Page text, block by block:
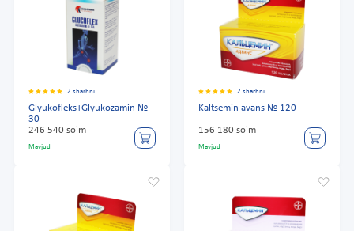
2 sharhni
Glyukofleks+Glyukozamin №
30
246 540 so'm
Mavjud
2 sharhni
Kaltsemin avans № 120
156 180 so'm
Mavjud